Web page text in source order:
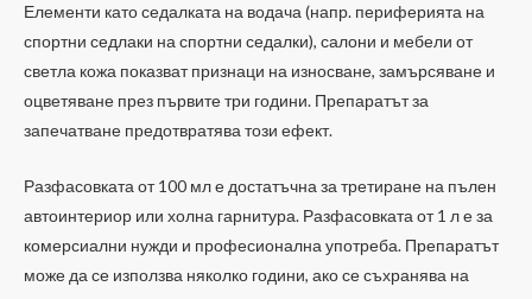
Елементи като седалката на водача (напр. периферията на
спортни седлаки на спортни седалки), салони и мебели от
светла кожа показват признаци на износване, замърсяване и
оцветяване през първите три години. Препаратът за
запечатване предотвратява този ефект.
Разфасовката от 100 мл е достатъчна за третиране на пълен
автоинтериор или холна гарнитура. Разфасовката от 1 л е за
комерсиални нужди и професионална употреба. Препаратът
може да се използва няколко години, ако се съхранява на